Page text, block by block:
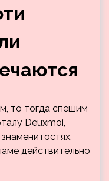
то тогда спешим
Deuxmoi,
действительно